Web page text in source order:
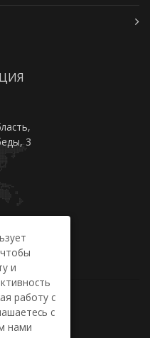
3
и
работу с
с
нами